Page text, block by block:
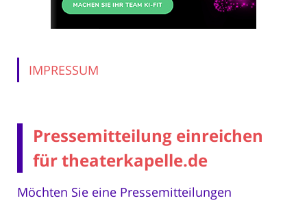
IMPRESSUM
Pressemitteilung einreichen
für theaterkapelle.de
Möchten Sie eine Pressemitteilungen